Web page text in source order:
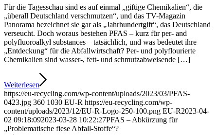
Für die Tagesschau sind es auf einmal „giftige Chemikalien“, die
„überall Deutschland verschmutzen“, und das TV-Magazin
Panorama bezeichnet sie gar als „Jahrhundertgift“, das Deutschland
verseucht. Doch woraus bestehen PFAS – kurz für per- and
polyfluoroalkyl substances – tatsächlich, und was bedeutet ihre
„Entdeckung“ für die Abfallwirtschaft? Per- und polyflourierte
Chemikalien sind wasser-, fett- und schmutzabweisende […]
Weiterlesen
https://eu-recycling.com/wp-content/uploads/2023/03/PFAS-
0423.jpg 360 1030 EU-R https://eu-recycling.com/wp-
content/uploads/2023/12/EU-R-Logo-250-100.png EU-R2023-04-
02 09:18:092023-03-28 10:22:27PFAS – Abkürzung für
„Problematische fiese Abfall-Stoffe“?